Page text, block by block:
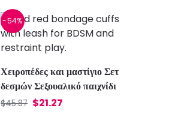
-54%
Χειροπέδες και μαστίγιο Σετ
δεσμών Σεξουαλικό παιχνίδι
$45.87 $21.27